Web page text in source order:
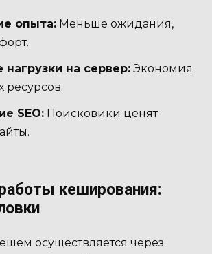
опыта: Меньше ожидания,
на сервер: Экономия
ресурсов.
SEO: Поисковики ценят
кеширования:
осуществляется через